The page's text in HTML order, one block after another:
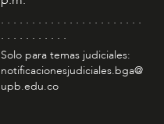
. . . . . . . . . . . . . . . . . . . . . . .
. . . . . . . . . . .
Solo para temas judiciales:
notificacionesjudiciales.bga@
upb.edu.co